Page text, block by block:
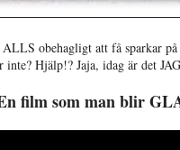
obehagligt att få sparkar
Hjälp!? Jaja, idag är det
film som man blir